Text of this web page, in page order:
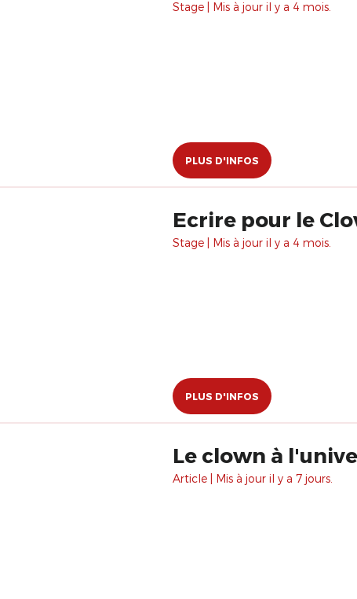
Stage | Mis à jour il y a 4 mois.
PLUS D'INFOS
Ecrire pour le
Stage | Mis à jour il y a 4 mois.
PLUS D'INFOS
Le clown à
Article | Mis à jour il y a 7 jours.